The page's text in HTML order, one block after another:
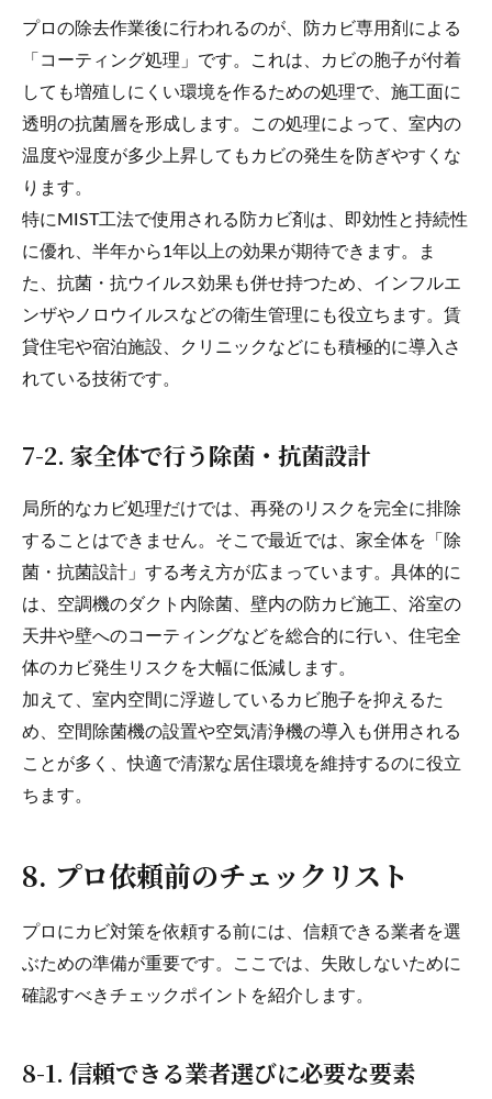
プロの除去作業後に行われるのが、防カビ専用剤による
「コーティング処理」です。これは、カビの胞子が付着
しても増殖しにくい環境を作るための処理で、施工面に
透明の抗菌層を形成します。この処理によって、室内の
温度や湿度が多少上昇してもカビの発生を防ぎやすくな
ります。
特にMIST工法で使用される防カビ剤は、即効性と持続性
に優れ、半年から1年以上の効果が期待できます。ま
た、抗菌・抗ウイルス効果も併せ持つため、インフルエ
ンザやノロウイルスなどの衛生管理にも役立ちます。賃
貸住宅や宿泊施設、クリニックなどにも積極的に導入さ
れている技術です。
7-2. 家全体で行う除菌・抗菌設計
局所的なカビ処理だけでは、再発のリスクを完全に排除
することはできません。そこで最近では、家全体を「除
菌・抗菌設計」する考え方が広まっています。具体的に
は、空調機のダクト内除菌、壁内の防カビ施工、浴室の
天井や壁へのコーティングなどを総合的に行い、住宅全
体のカビ発生リスクを大幅に低減します。
加えて、室内空間に浮遊しているカビ胞子を抑えるた
め、空間除菌機の設置や空気清浄機の導入も併用される
ことが多く、快適で清潔な居住環境を維持するのに役立
ちます。
8. プロ依頼前のチェックリスト
プロにカビ対策を依頼する前には、信頼できる業者を選
ぶための準備が重要です。ここでは、失敗しないために
確認すべきチェックポイントを紹介します。
8-1. 信頼できる業者選びに必要な要素